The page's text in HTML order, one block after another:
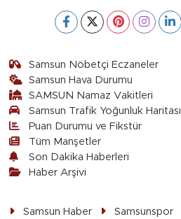
Samsun Nöbetçi Eczaneler
Samsun Hava Durumu
SAMSUN Namaz Vakitleri
Samsun Trafik Yoğunluk Haritası
Puan Durumu ve Fikstür
Tüm Manşetler
Son Dakika Haberleri
Haber Arşivi
Samsun Haber Samsunspor